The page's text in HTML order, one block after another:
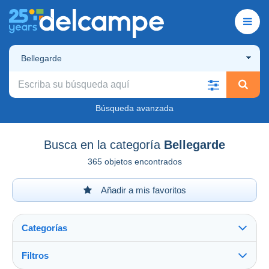
Bellegarde
Búsqueda avanzada
Busca en la categoría Bellegarde
365 objetos encontrados
Añadir a mis favoritos
Categorías
Filtros